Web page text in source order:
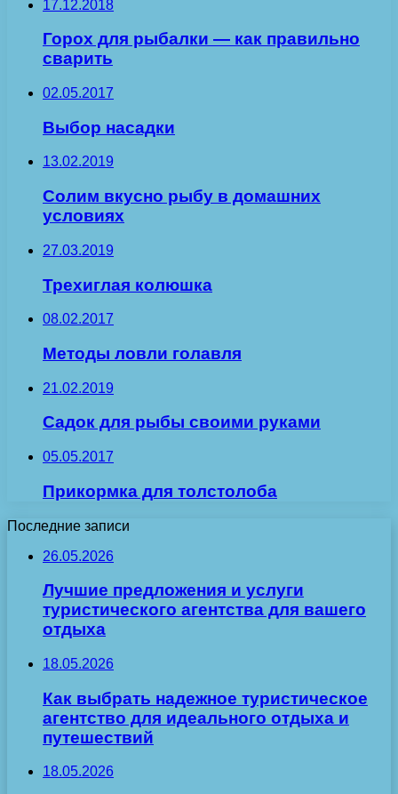
17.12.2018
Горох для рыбалки — как правильно
сварить
02.05.2017
Выбор насадки
13.02.2019
Солим вкусно рыбу в домашних
условиях
27.03.2019
Трехиглая колюшка
08.02.2017
Методы ловли голавля
21.02.2019
Садок для рыбы своими руками
05.05.2017
Прикормка для толстолоба
Последние записи
26.05.2026
Лучшие предложения и услуги
туристического агентства для вашего
отдыха
18.05.2026
Как выбрать надежное туристическое
агентство для идеального отдыха и
путешествий
18.05.2026